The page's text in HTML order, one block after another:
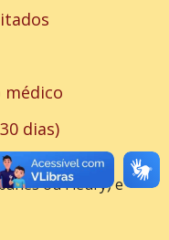
médico
dias)
o
ou Fleury) e